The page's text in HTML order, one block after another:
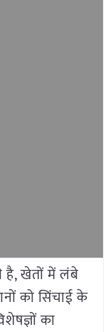
है, खेतों में लंबे
को सिंचाई के
का